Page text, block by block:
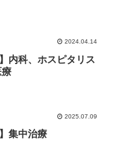
2024.04.14
内科、ホスピタリス
療
2025.07.09
集中治療